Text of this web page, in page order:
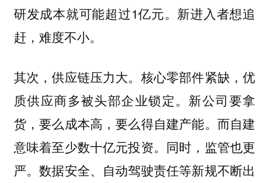
研发成本就可能超过1亿元。新进入者想追
赶，难度不小。
其次，供应链压力大。核心零部件紧缺，优
质供应商多被头部企业锁定。新公司要拿
货，要么成本高，要么得自建产能。而自建
意味着至少数十亿元投资。同时，监管也更
严。数据安全、自动驾驶责任等新规不断出